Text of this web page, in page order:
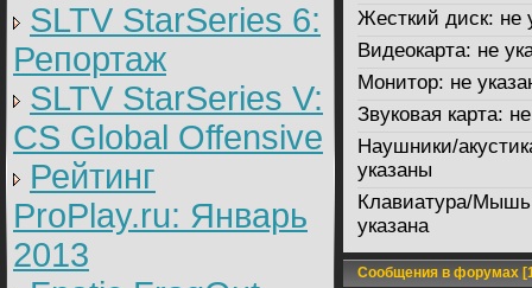
SLTV StarSeries 6:
Репортаж
SLTV StarSeries V:
CS Global Offensive
Рейтинг
ProPlay.ru: Январь
2013
Жесткий диск: не
Видеокарта: не
Монитор: не
Звуковая карта:
Наушники/
указаны
Клавиатура/
указана
Сообщения в форумах